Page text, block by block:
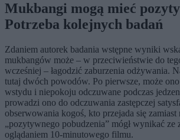
Mukbangi mogą mieć
Potrzeba kolejnych badań
Zdaniem autorek badania wstępne wyniki
mukbangów może – w przeciwieństwie do
wcześniej – łagodzić zaburzenia odżywania.
tutaj dwóch powodów. Po pierwsze, może
wstydu i niepokoju odczuwane podczas
prowadzi ono do odczuwania zastępczej
obserwowania kogoś, kto przejada się zamiast
„pozytywnego pobudzenia” mógł wynikać ze
oglądaniem 10-minutowego filmu.